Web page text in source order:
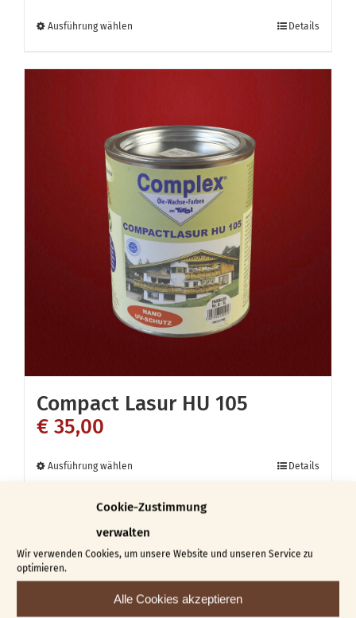
Cookie-Zustimmung
verwalten
Wir verwenden Cookies, um unsere Website und unseren Service zu
optimieren.
Alle Cookies akzeptieren
Ausführung wählen
Varianten
auf.
Die
Optionen
können
auf
der
Produktseite
gewählt
Details
Compact Lasur HU 105
€ 35,00
Ausführung wählen
weist
mehrere
auf.
Details
News abonnierenSOFORT € 5,00 RABATT!